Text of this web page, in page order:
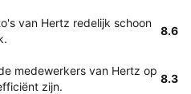
van Hertz redelijk schoon
8.6
medewerkers van Hertz op
zijn.
8.3